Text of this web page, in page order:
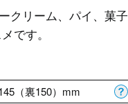
クリーム、パイ、菓子
です。
（裏150）mm